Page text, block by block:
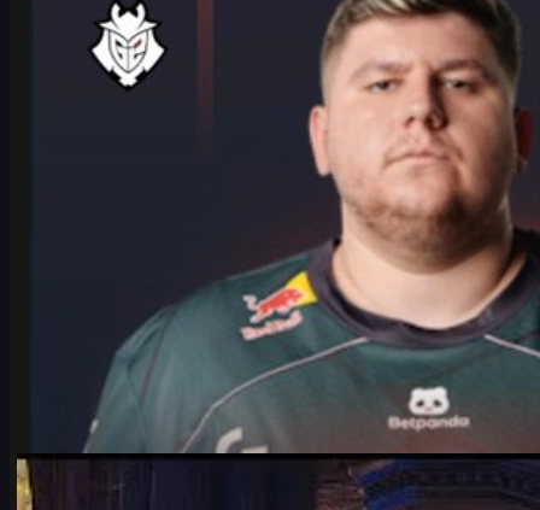
Cologne Major 2026 w CS2.
czerwca 17, 2026
przezMichael
Counter-Strike 2czerwca 17, 2026